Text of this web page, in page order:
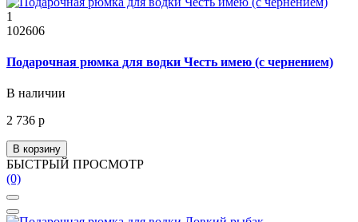
1
102606
Подарочная рюмка для водки Честь имею (с чернением)
В наличии
2 736 р
В корзину
БЫСТРЫЙ ПРОСМОТР
(0)